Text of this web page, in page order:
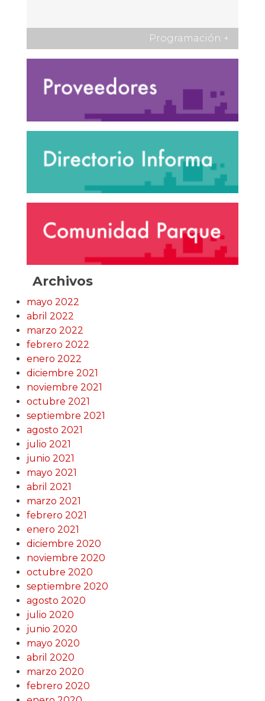
Programación +
Archivos
mayo 2022
abril 2022
marzo 2022
febrero 2022
enero 2022
diciembre 2021
noviembre 2021
octubre 2021
septiembre 2021
agosto 2021
julio 2021
junio 2021
mayo 2021
abril 2021
marzo 2021
febrero 2021
enero 2021
diciembre 2020
noviembre 2020
octubre 2020
septiembre 2020
agosto 2020
julio 2020
junio 2020
mayo 2020
abril 2020
marzo 2020
febrero 2020